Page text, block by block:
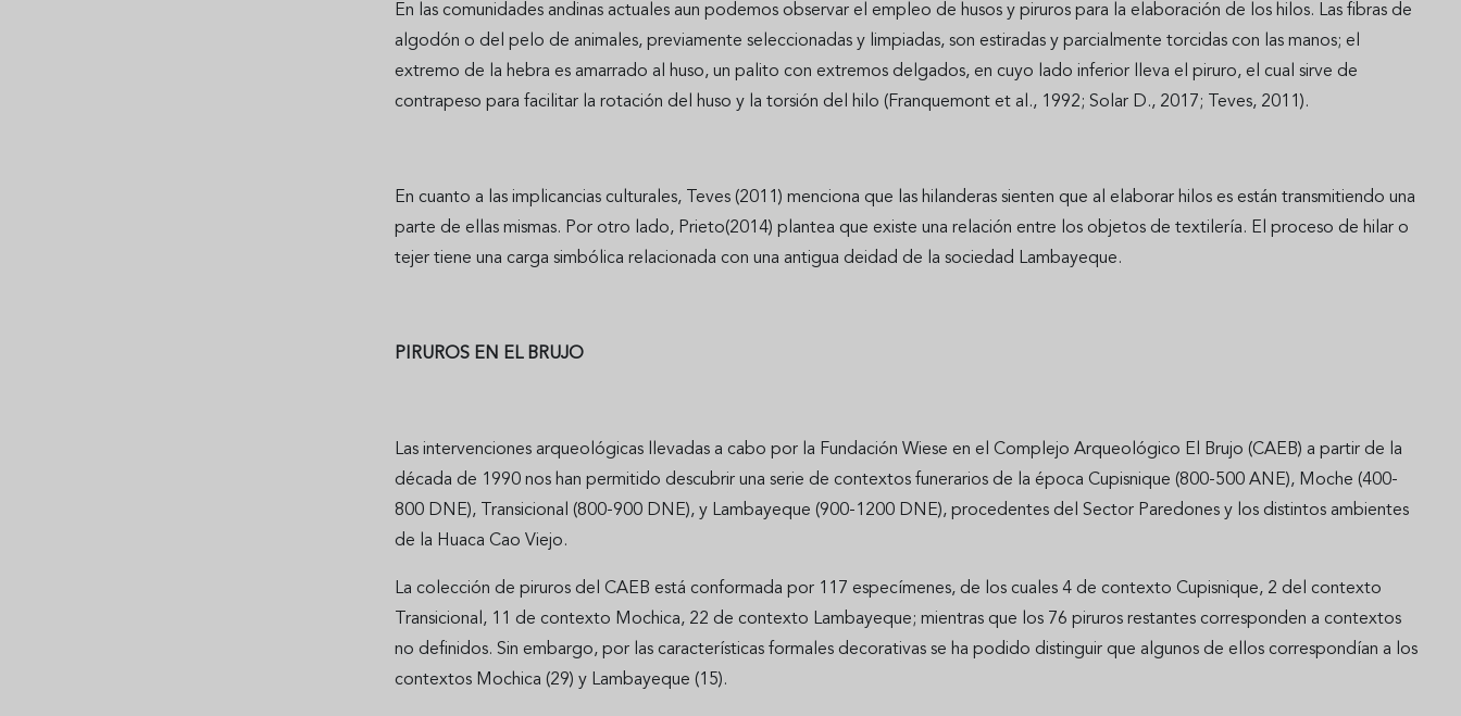
En las comunidades andinas actuales aun podemos observar el empleo de husos y piruros para la elaboración de los hilos. Las fibras de
algodón o del pelo de animales, previamente seleccionadas y limpiadas, son estiradas y parcialmente torcidas con las manos; el
extremo de la hebra es amarrado al huso, un palito con extremos delgados, en cuyo lado inferior lleva el piruro, el cual sirve de
contrapeso para facilitar la rotación del huso y la torsión del hilo (Franquemont et al., 1992; Solar D., 2017; Teves, 2011).
En cuanto a las implicancias culturales, Teves (2011) menciona que las hilanderas sienten que al elaborar hilos es están transmitiendo una
parte de ellas mismas. Por otro lado, Prieto(2014) plantea que existe una relación entre los objetos de textilería. El proceso de hilar o
tejer tiene una carga simbólica relacionada con una antigua deidad de la sociedad Lambayeque.
PIRUROS EN EL BRUJO
Las intervenciones arqueológicas llevadas a cabo por la Fundación Wiese en el Complejo Arqueológico El Brujo (CAEB) a partir de la
década de 1990 nos han permitido descubrir una serie de contextos funerarios de la época Cupisnique (800-500 ANE), Moche (400-
800 DNE), Transicional (800-900 DNE), y Lambayeque (900-1200 DNE), procedentes del Sector Paredones y los distintos ambientes
de la Huaca Cao Viejo.
La colección de piruros del CAEB está conformada por 117 especímenes, de los cuales 4 de contexto Cupisnique, 2 del contexto
Transicional, 11 de contexto Mochica, 22 de contexto Lambayeque; mientras que los 76 piruros restantes corresponden a contextos
no definidos. Sin embargo, por las características formales decorativas se ha podido distinguir que algunos de ellos correspondían a los
contextos Mochica (29) y Lambayeque (15).